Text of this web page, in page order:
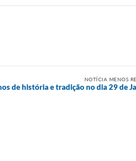
NOTÍCIA MENOS
de história e tradição no dia 29 de